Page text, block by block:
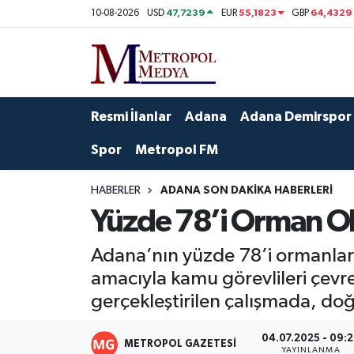
10-08-2026 USD 47,7239 EUR55,1823 GBP 64,4329
Resmi İlanlar Adana Adana Demirspor
Spor Metropol FM
HABERLER ADANA SON DAKIKA HABERLERI
Yüzde 78’i Orman
Adana’nın yüzde 78’i
amacıyla kamu görevlileri
gerçekleştirilen çalışmada,
METROPOL GAZETESI 04.07.2025 -
YAYINLANMA
Ekonomi
Özel Haberler
Yerel Yönetim
Kültür-Sanat
Magazin
Yazarlar
Foto Galeri
Seyhan Nöbetçi Eczaneler
Seyhan Hava Durumu
Tüm Manşetler
Son Dakika Haberleri
Haber Arşivi